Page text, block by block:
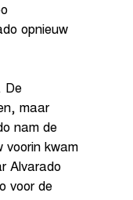
opnieuw
De
maar
nam de
voorin kwam
Alvarado
voor de